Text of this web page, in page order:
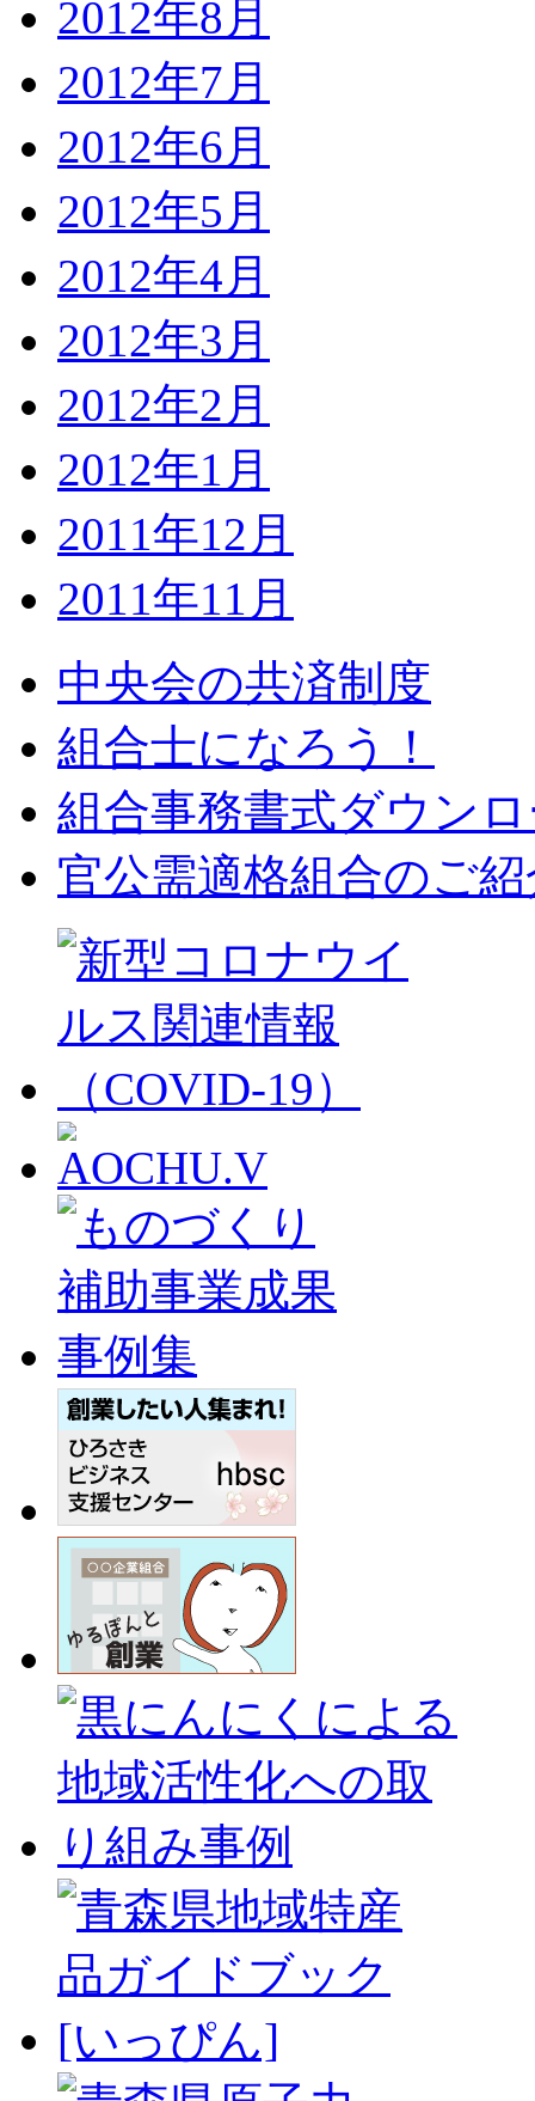
2012年8月
2012年7月
2012年6月
2012年5月
2012年4月
2012年3月
2012年2月
2012年1月
2011年12月
2011年11月
中央会の共済制度
組合士になろう！
組合事務書式ダウン
官公需適格組合のご